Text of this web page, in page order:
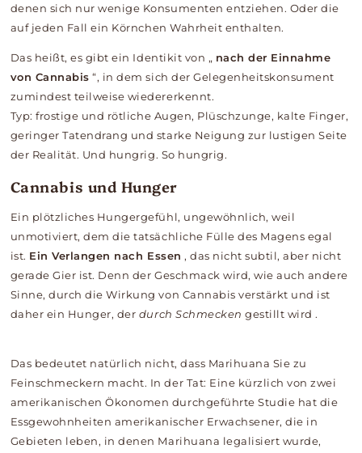
denen sich nur wenige Konsumenten entziehen. Oder die
auf jeden Fall ein Körnchen Wahrheit enthalten.
Das heißt, es gibt ein Identikit von „ nach der Einnahme
von Cannabis “, in dem sich der Gelegenheitskonsument
zumindest teilweise wiedererkennt.
Typ: frostige und rötliche Augen, Plüschzunge, kalte Finger,
geringer Tatendrang und starke Neigung zur lustigen Seite
der Realität. Und hungrig. So hungrig.
Cannabis und Hunger
Ein plötzliches Hungergefühl, ungewöhnlich, weil
unmotiviert, dem die tatsächliche Fülle des Magens egal
ist. Ein Verlangen nach Essen , das nicht subtil, aber nicht
gerade Gier ist. Denn der Geschmack wird, wie auch andere
Sinne, durch die Wirkung von Cannabis verstärkt und ist
daher ein Hunger, der durch Schmecken gestillt wird.
Das bedeutet natürlich nicht, dass Marihuana Sie zu
Feinschmeckern macht. In der Tat: Eine kürzlich von zwei
amerikanischen Ökonomen durchgeführte Studie hat die
Essgewohnheiten amerikanischer Erwachsener, die in
Gebieten leben, in denen Marihuana legalisiert wurde,